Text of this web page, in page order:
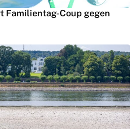
Familientag-Coup gegen